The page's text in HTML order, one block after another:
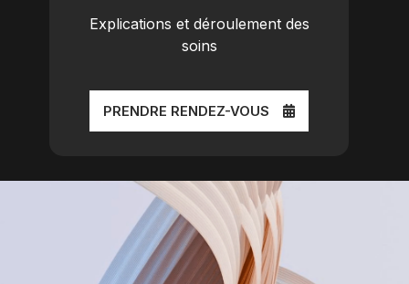
Explications et déroulement des
soins
PRENDRE RENDEZ-VOUS